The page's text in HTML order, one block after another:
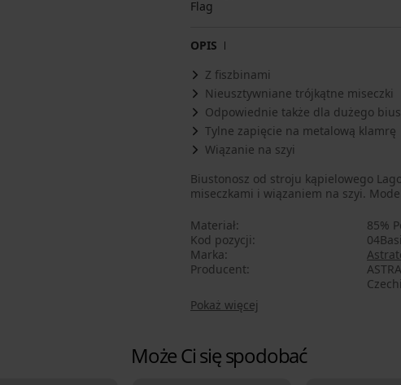
OPIS
Z fiszbinami
Nieusztywniane trójkątne miseczki
Odpowiednie także dla dużego
Tylne zapięcie na metalową klamrę
Wiązanie na szyi
Biustonosz od stroju kąpielowego
miseczkami i wiązaniem na szyi.
Materiał
85%
Kod pozycji
Marka
Producent
Pokaż więcej
Może Ci się spodobać